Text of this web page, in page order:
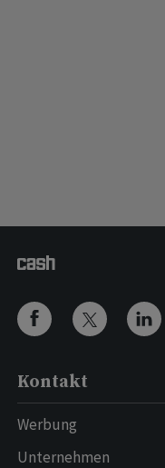
Kontakt
Werbung
Unternehmen